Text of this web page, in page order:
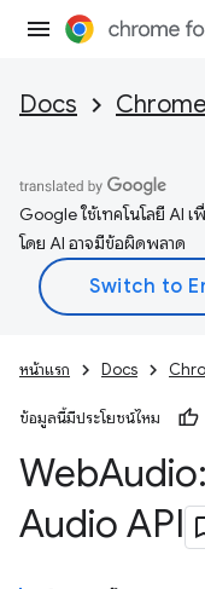
Docs
Google ใช้เทคโนโลยี AI
โดย AI อาจมีข้อผิดพลาด
หน้าแรก Docs
ข้อมูลนี้มีประโยชน์ไหม
Web
Audio API